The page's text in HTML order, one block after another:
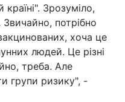
Зрозуміло,
потрібно
хоча це
людей. Це різні
треба. Але
групи ризику", -